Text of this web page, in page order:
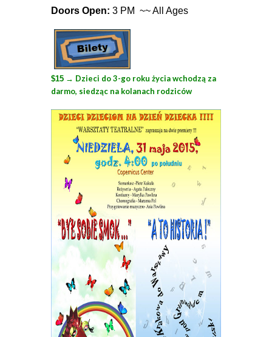
Doors Open: 3 PM ~~ All Ages
$15 → Dzieci do 3-go roku życia wchodzą za
darmo, siedząc na kolanach rodziców